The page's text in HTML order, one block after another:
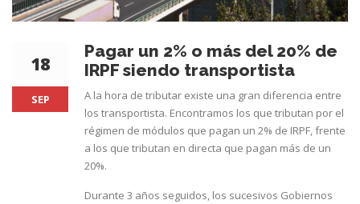
18
SEP
Pagar un 2% o más del 20% de
IRPF siendo transportista
A la hora de tributar existe una gran diferencia entre
los transportista. Encontramos los que tributan por el
régimen de módulos que pagan un 2% de IRPF, frente
a los que tributan en directa que pagan más de un
20%.
Durante 3 años seguidos, los sucesivos Gobiernos